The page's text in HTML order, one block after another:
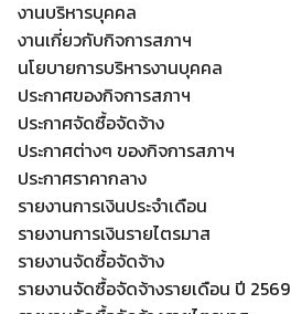
งานบริหารบุคคล
งานเกี่ยวกับกิจการสภาฯ
นโยบายการบริหารงานบุคคล
ประกาศของกิจการสภาฯ
ประกาศจัดซื้อจัดจ้าง
ประกาศต่างๆ ของกิจการสภาฯ
ประกาศราคากลาง
รายงานการเงินประจำเดือน
รายงานการเงินรายไตรมาส
รายงานจัดซื้อจัดจ้าง
รายงานจัดซื้อจัดจ้างรายเดือน ปี 2569